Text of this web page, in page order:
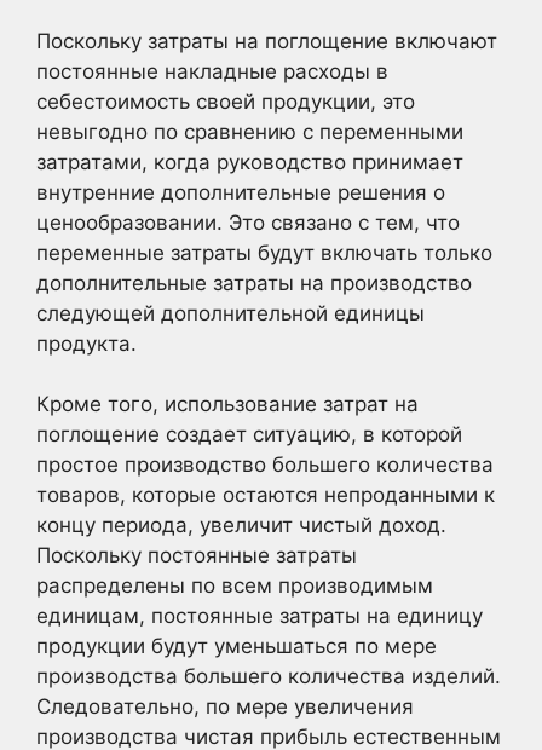
Поскольку затраты на поглощение включают
постоянные накладные расходы в
себестоимость своей продукции, это
невыгодно по сравнению с переменными
затратами, когда руководство принимает
внутренние дополнительные решения о
ценообразовании. Это связано с тем, что
переменные затраты будут включать только
дополнительные затраты на производство
следующей дополнительной единицы
продукта.
Кроме того, использование затрат на
поглощение создает ситуацию, в которой
простое производство большего количества
товаров, которые остаются непроданными к
концу периода, увеличит чистый доход.
Поскольку постоянные затраты
распределены по всем производимым
единицам, постоянные затраты на единицу
продукции будут уменьшаться по мере
производства большего количества изделий.
Следовательно, по мере увеличения
производства чистая прибыль естественным